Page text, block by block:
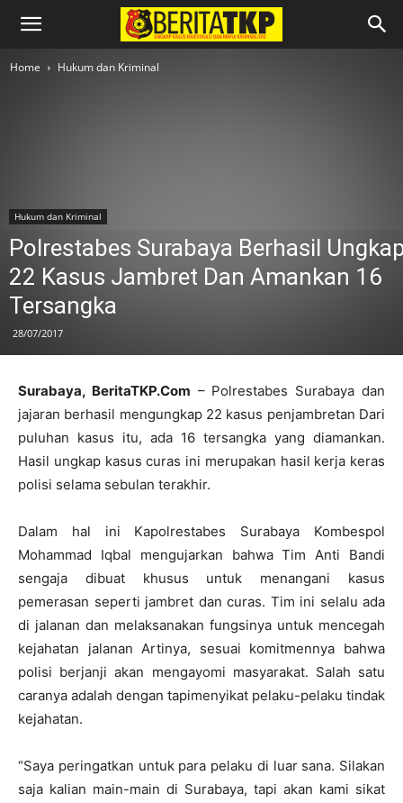
Home Hukum dan Kriminal
Hukum dan Kriminal
Polrestabes Surabaya Berhasil
22 Kasus Jambret Dan Amankan 16
Tersangka
28/07/2017
Surabaya, BeritaTKP.Com – Polrestabes Surabaya dan
jajaran berhasil mengungkap 22 kasus penjambretan Dari
puluhan kasus itu, ada 16 tersangka yang diamankan.
Hasil ungkap kasus curas ini merupakan hasil kerja keras
polisi selama sebulan terakhir.
Dalam hal ini Kapolrestabes Surabaya Kombespol
Mohammad Iqbal mengujarkan bahwa Tim Anti Bandi
sengaja dibuat khusus untuk menangani kasus
pemerasan seperti jambret dan curas. Tim ini selalu ada
di jalanan dan melaksanakan fungsinya untuk mencegah
kejahatan jalanan Artinya, sesuai komitmennya bahwa
polisi berjanji akan mengayomi masyarakat. Salah satu
caranya adalah dengan tapimenyikat pelaku-pelaku tindak
kejahatan.
“Saya peringatkan untuk para pelaku di luar sana. Silakan
saja kalian main-main di Surabaya, tapi akan kami sikat